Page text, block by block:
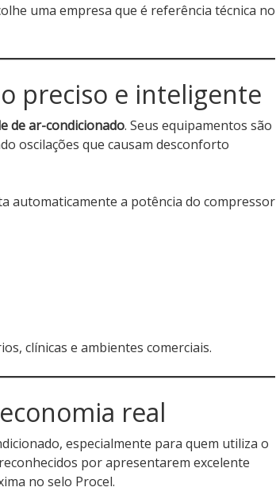
uma empresa que é referência técnica no
preciso e inteligente
de ar-condicionado. Seus equipamentos são
oscilações que causam desconforto
automaticamente a potência do compressor
clínicas e ambientes comerciais.
real
especialmente para quem utiliza o
por apresentarem excelente
no selo Procel.